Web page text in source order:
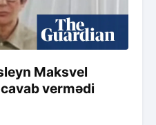
Maksvel
vermədi